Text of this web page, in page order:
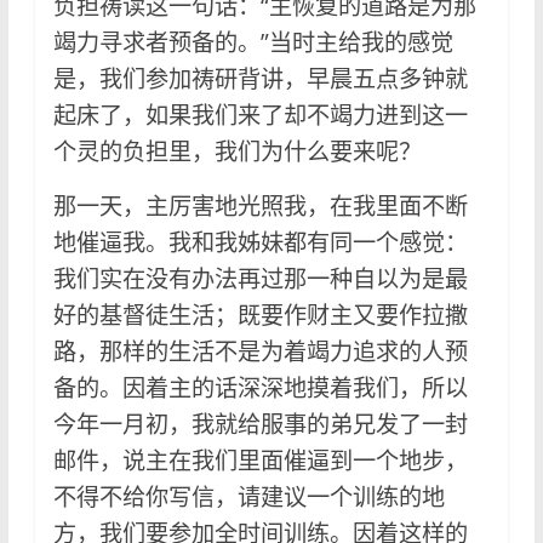
竭力寻求者预备的。”当时主给我的感觉
是，我们参加祷研背讲，早晨五点多钟就
起床了，如果我们来了却不竭力进到这一
个灵的负担里，我们为什么要来呢？
那一天，主厉害地光照我，在我里面不断
地催逼我。我和我姊妹都有同一个感觉：
我们实在没有办法再过那一种自以为是最
好的基督徒生活；既要作财主又要作拉撒
路，那样的生活不是为着竭力追求的人预
备的。因着主的话深深地摸着我们，所以
今年一月初，我就给服事的弟兄发了一封
邮件，说主在我们里面催逼到一个地步，
不得不给你写信，请建议一个训练的地
方，我们要参加全时间训练。因着这样的